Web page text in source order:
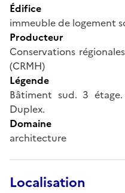
Édifice
immeuble de logement
Producteur
Conservations
(CRMH)
Légende
Bâtiment sud. 3
Duplex.
Domaine
architecture
Localisation